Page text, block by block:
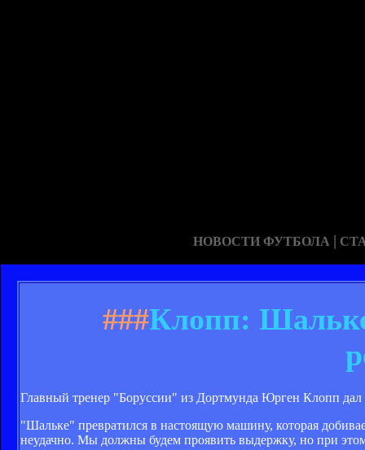
НОВОСТИ ФУТБОЛА |
###Клопп:
Главный тренер "Боруссии" из Дортмунда Юрген Клопп
"Шальке" превратился в настоящую машину, которая
неудачно. Мы должны будем проявить выдержку, но при